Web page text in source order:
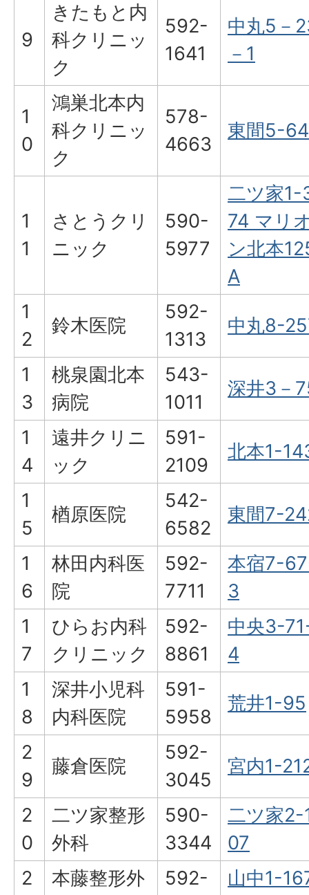
9
きたもと内
科クリニッ
ク
592-
1641
中丸5－
－1
1
0
鴻巣北本内
科クリニッ
ク
578-
4663
東間5-64
1
1
さとうクリ
ニック
590-
5977
二ツ家1-
74 マリ
ン北本
A
1
2
鈴木医院
592-
1313
中丸8-
1
3
桃泉園北本
病院
543-
1011
深井3－
1
4
遠井クリニ
ック
591-
2109
北本1-
1
5
楢原医院
542-
6582
東間7-
1
6
林田内科医
院
592-
7711
本宿7-
3
1
7
ひらお内科
クリニック
592-
8861
中央3-
4
1
8
深井小児科
内科医院
591-
5958
荒井1-95
2
9
藤倉医院
592-
3045
宮内1-
2
0
二ツ家整形
外科
590-
3344
二ツ家2-
07
2
本藤整形外
592-
山中1-